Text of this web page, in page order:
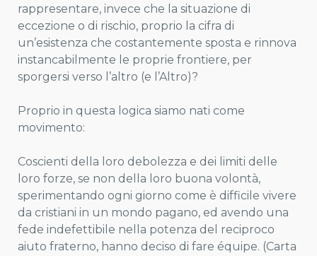
rappresentare, invece che la situazione di
eccezione o di rischio, proprio la cifra di
un’esistenza che costantemente sposta e rinnova
instancabilmente le proprie frontiere, per
sporgersi verso l’altro (e l’Altro)?
Proprio in questa logica siamo nati come
movimento:
Coscienti della loro debolezza e dei limiti delle
loro forze, se non della loro buona volontà,
sperimentando ogni giorno come è difficile vivere
da cristiani in un mondo pagano, ed avendo una
fede indefettibile nella potenza del reciproco
aiuto fraterno, hanno deciso di fare équipe. (Carta